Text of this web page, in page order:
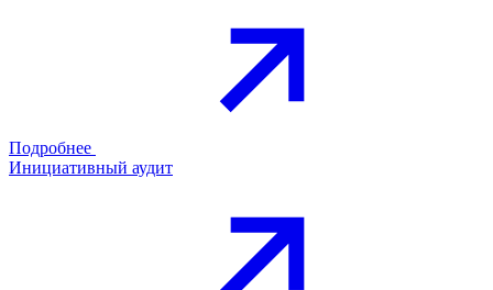
Подробнее
Инициативный аудит